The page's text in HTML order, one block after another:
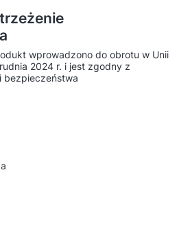
wprowadzono do obrotu w Unii
2024 r. i jest zgodny z
bezpieczeństwa